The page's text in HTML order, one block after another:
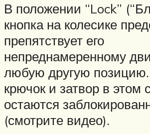
В положении “Lock”
кнопка на колесике
препятствует его
непреднамеренному
любую другую
крючок и затвор в этом
остаются
(смотрите видео).